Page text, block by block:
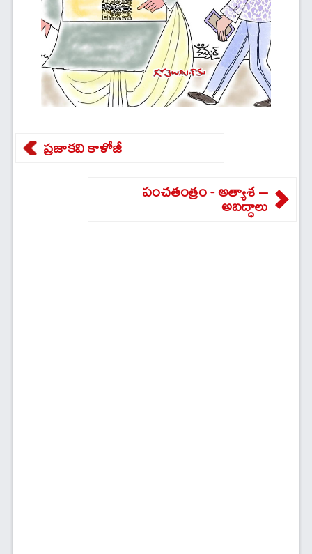
ప్రజాకవి కాళోజీ
పంచతంత్రం - అత్యాశ –
అబద్ధాలు